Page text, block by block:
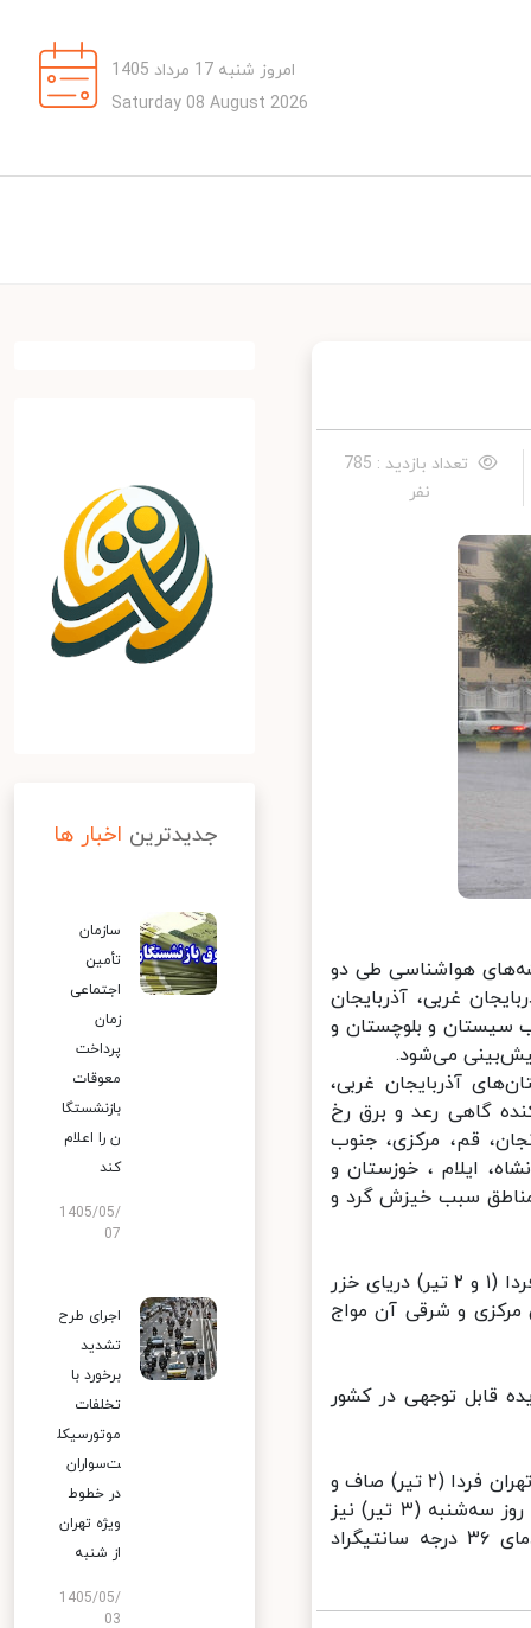
امروز شنبه 17 مرداد 1405
Saturday 08 August 2026
تعداد بازدید : 785
نفر
هواشناسی طی دو
غربی، آذربایجان
سیستان و بلوچستان و
می‌شود.
ارتفاعات استان‌های آذربایجان غربی،
گاهی رعد و برق رخ
قم، مرکزی، جنوب
ایلام ، خوزستان و
سبب خیزش گرد و
به گفته مدیرکل پیش‌بینی و هشدار سریع سازمان هواشناسی طی امروز و فردا (۱ و ۲ تیر) دریای خزر
و شرقی آن مواج
چهارشنبه و پنجشنبه (۴ و ۵ تیر) پدیده قابل توجهی در کشور
وی در پایان درباره وضعیت جوی تهران طی دو روز آینده تصریح کرد: آسمان تهران فردا (۲ تیر) صاف و
همراه با وزش باد با حداقل دمای ۲۵ و حداکثر دمای ۳۵ درجه سانتیگراد و روز سه‌شنبه (۳ تیر) نیز
آسمان صاف و گاهی همراه با وزش باد با حداقل دمای ۲۴ و حداکثر دمای ۳۶ درجه سانتیگراد
جدیدترین اخبار ها
سازمان
تأمین
اجتماعی
زمان
پرداخت
معوقات
بازنشستگا
ن را اعلام
کند
1405/05/
07
اجرای طرح
تشدید
برخورد با
تخلفات
موتورسیکل
ت‌سواران
در خطوط
ویژه تهران
از شنبه
1405/05/
03